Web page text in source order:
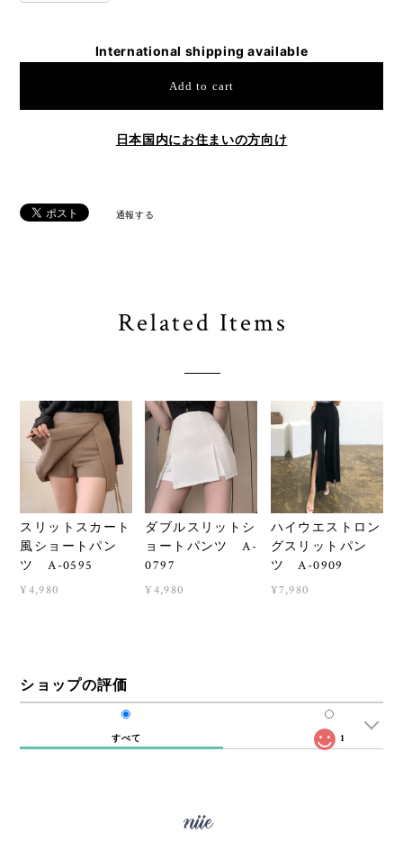
International shipping available
Add to cart
日本国内にお住まいの方向け
通報する
Related Items
スリットスカート
風ショートパン
ツ A-0595
¥4,980
ダブルスリットシ
ョートパンツ A-
0797
¥4,980
ハイウエストロン
グスリットパン
ツ A-0909
¥7,980
ショップの評価
すべて 1